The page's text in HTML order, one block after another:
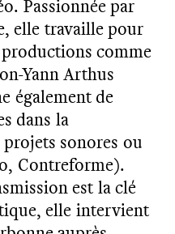
Passionnée par
elle travaille pour
comme
Yann Arthus
également de
dans la
sonores ou
Contreforme).
est la clé
elle intervient